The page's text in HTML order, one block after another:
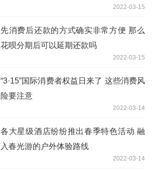
2022-03-15
先消费后还款的方式确实非常方便 那么
花呗分期后可以延期还款吗
2022-03-15
“3·15”国际消费者权益日来了 这些消费风
险要注意
2022-03-14
各大星级酒店纷纷推出春季特色活动 融
入春光游的户外体验路线
2022-03-14